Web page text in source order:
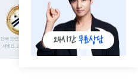
한국 브랜드선호도 1위
서비스 2년 연속 1위